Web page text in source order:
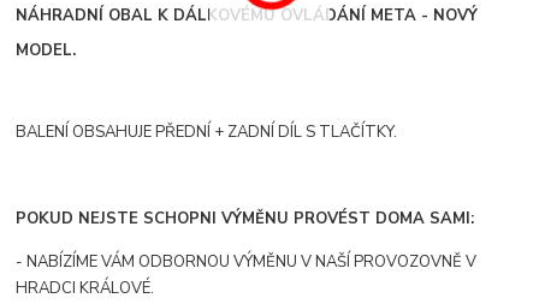
NÁHRADNÍ OBAL K DÁLKOVÉMU OVLÁDÁNÍ META - NOVÝ
MODEL.
BALENÍ OBSAHUJE PŘEDNÍ + ZADNÍ DÍL S TLAČÍTKY.
POKUD NEJSTE SCHOPNI VÝMĚNU PROVÉST DOMA SAMI:
- NABÍZÍME VÁM ODBORNOU VÝMĚNU V NAŠÍ PROVOZOVNĚ V
HRADCI KRÁLOVÉ.